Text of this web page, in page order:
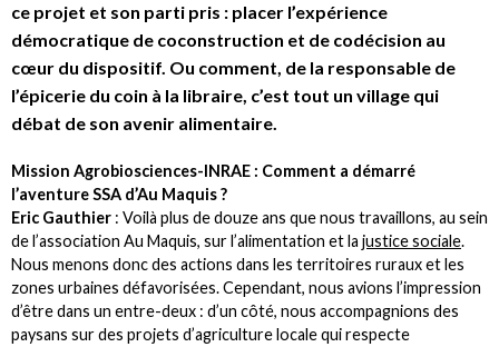
ce projet et son parti pris : placer l’expérience
démocratique de coconstruction et de codécision au
cœur du dispositif. Ou comment, de la responsable de
l’épicerie du coin à la libraire, c’est tout un village qui
débat de son avenir alimentaire.
Mission Agrobiosciences-INRAE : Comment a démarré
l’aventure SSA d’Au Maquis ?
Eric Gauthier : Voilà plus de douze ans que nous travaillons, au sein
de l’association Au Maquis, sur l’alimentation et la justice sociale.
Nous menons donc des actions dans les territoires ruraux et les
zones urbaines défavorisées. Cependant, nous avions l’impression
d’être dans un entre-deux : d’un côté, nous accompagnions des
paysans sur des projets d’agriculture locale qui respecte